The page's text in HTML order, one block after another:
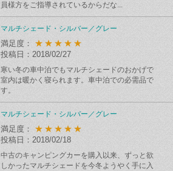
員様方をご指導されているからだな...
マルチシェード・シルバー／グレー
満足度： ★★★★★
投稿日：2018/02/27
寒い冬の車中泊でもマルチシェードのおかげで
室内は暖かく寝られます。車中泊での必需品で
す。
マルチシェード・シルバー／グレー
満足度： ★★★★★
投稿日：2018/02/18
中古のキャンピングカーを購入以来、ずっと欲
しかったマルチシェードを今冬ようやく手に入